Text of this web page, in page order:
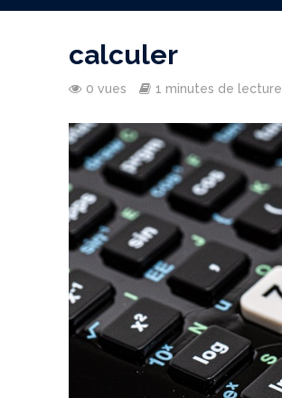
calculer
0 vues 1 minutes de lecture